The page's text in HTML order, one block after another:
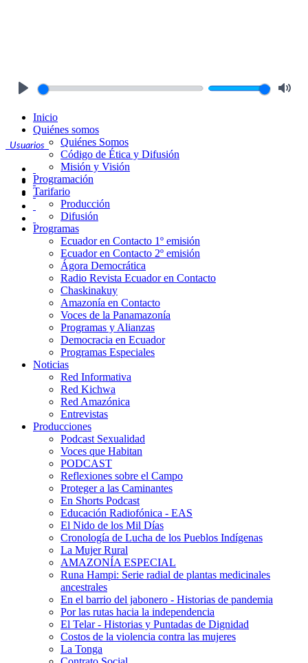
Usuarios
Inicio
Quiénes somos
Quiénes Somos
Código de Ética y Difusión
Misión y Visión
Programación
Tarifario
Producción
Difusión
Programas
Ecuador en Contacto 1º emisión
Ecuador en Contacto 2º emisión
Ágora Democrática
Radio Revista Ecuador en Contacto
Chaskinakuy
Amazonía en Contacto
Voces de la Panamazonía
Programas y Alianzas
Democracia en Ecuador
Programas Especiales
Noticias
Red Informativa
Red Kichwa
Red Amazónica
Entrevistas
Producciones
Podcast Sexualidad
Voces que Habitan
PODCAST
Reflexiones sobre el Campo
Proteger a las Caminantes
En Shorts Podcast
Educación Radiofónica - EAS
El Nido de los Mil Días
Cronología de Lucha de los Pueblos Indígenas
La Mujer Rural
AMAZONÍA ESPECIAL
Runa Hampi: Serie radial de plantas medicinales
ancestrales
En el barrio del jabonero - Historias de pandemia
Por las rutas hacia la independencia
El Telar - Historias y Puntadas de Dignidad
Costos de la violencia contra las mujeres
La Tonga